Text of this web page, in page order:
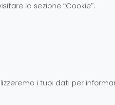
la sezione “Cookie”.
i tuoi dati per